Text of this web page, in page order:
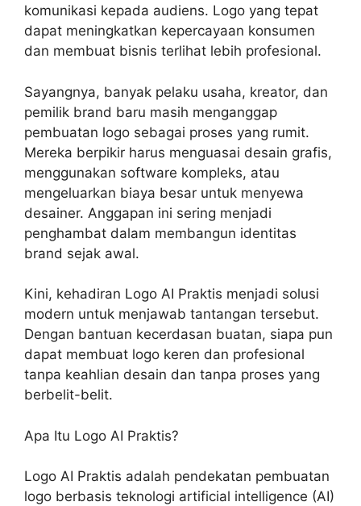
komunikasi kepada audiens. Logo yang tepat
dapat meningkatkan kepercayaan konsumen
dan membuat bisnis terlihat lebih profesional.
Sayangnya, banyak pelaku usaha, kreator, dan
pemilik brand baru masih menganggap
pembuatan logo sebagai proses yang rumit.
Mereka berpikir harus menguasai desain grafis,
menggunakan software kompleks, atau
mengeluarkan biaya besar untuk menyewa
desainer. Anggapan ini sering menjadi
penghambat dalam membangun identitas
brand sejak awal.
Kini, kehadiran Logo AI Praktis menjadi solusi
modern untuk menjawab tantangan tersebut.
Dengan bantuan kecerdasan buatan, siapa pun
dapat membuat logo keren dan profesional
tanpa keahlian desain dan tanpa proses yang
berbelit-belit.
Apa Itu Logo AI Praktis?
Logo AI Praktis adalah pendekatan pembuatan
logo berbasis teknologi artificial intelligence (AI)